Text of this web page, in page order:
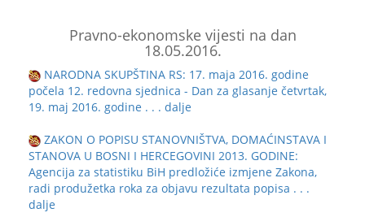
Pravno-ekonomske vijesti na dan
18.05.2016.
NARODNA SKUPŠTINA RS: 17. maja 2016. godine
počela 12. redovna sjednica - Dan za glasanje četvrtak,
19. maj 2016. godine . . . dalje
ZAKON O POPISU STANOVNIŠTVA, DOMAĆINSTAVA I
STANOVA U BOSNI I HERCEGOVINI 2013. GODINE:
Agencija za statistiku BiH predložiće izmjene Zakona,
radi produžetka roka za objavu rezultata popisa . . .
dalje